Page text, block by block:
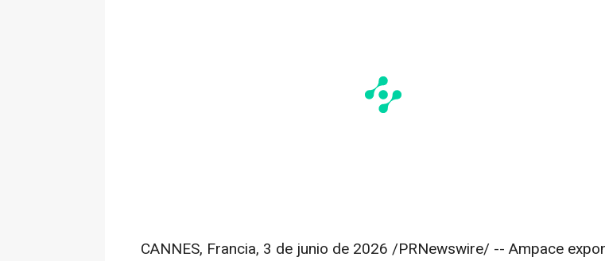
CANNES, Francia, 3 de junio de 2026 /PRNewswire/ -- Ampace